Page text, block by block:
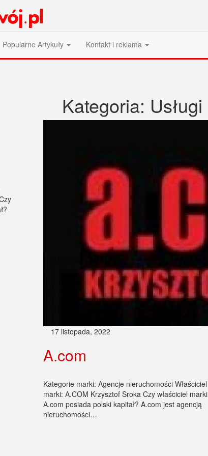
Popularne Artykuły Kontakt i reklama
Kategoria: Usługi
17 listopada, 2022
A.com
Kategorie marki: Agencje nieruchomości Właściciel
marki: A.COM Krzysztof Sroka Czy właściciel marki
A.com posiada polski kapitał? A.com jest agencją
nieruchomości…